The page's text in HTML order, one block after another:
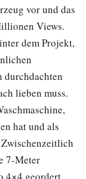
vor und das
Views.
dem Projekt,
durchdachten
lieben muss.
hat und als
7-Meter
4×4 geordert